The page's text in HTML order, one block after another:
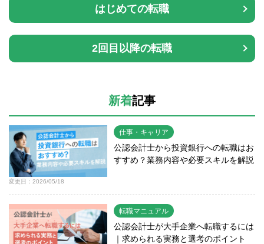
はじめての転職
2回目以降の転職
新着記事
変更日：2026/05/18
仕事・キャリア
公認会計士から投資銀行への転職はお
すすめ？業務内容や必要スキルを解説
転職マニュアル
公認会計士が大手企業へ転職するには
｜求められる実務と選考のポイント